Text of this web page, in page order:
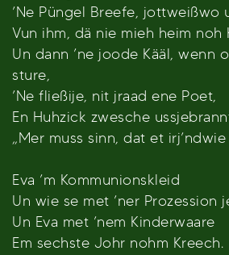
’Ne Püngel Breefe, jottweißwo
Vun ihm, dä nie mieh heim noh
Un dann ’ne joode Kääl, wenn
sture,
’Ne fließije, nit jraad ene Poet,
En Huhzick zwesche
„Mer muss sinn, dat et
Eva ’m Kommunionskleid
Un wie se met ’ner Prozession
Un Eva met ’nem Kinderwaare
Em sechste Johr nohm Kreech.